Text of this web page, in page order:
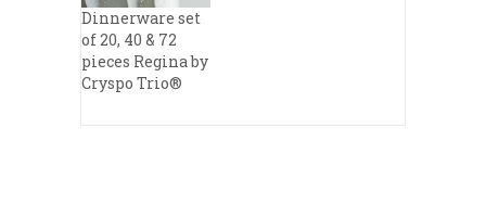
Dinnerware set
of 20, 40 & 72
pieces Regina by
Cryspo Trio®